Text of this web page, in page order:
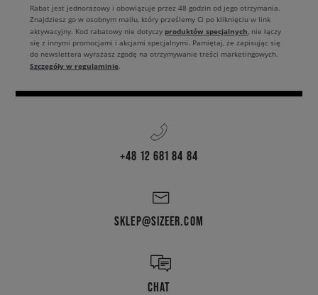
Rabat jest jednorazowy i obowiązuje przez 48 godzin od jego otrzymania.
Znajdziesz go w osobnym mailu, który prześlemy Ci po kliknięciu w link
aktywacyjny. Kod rabatowy nie dotyczy produktów specjalnych, nie łączy
się z innymi promocjami i akcjami specjalnymi. Pamiętaj, że zapisując się
do newslettera wyrażasz zgodę na otrzymywanie treści marketingowych.
Szczegóły w regulaminie.
+48 12 681 84 84
SKLEP@SIZEER.COM
CHAT